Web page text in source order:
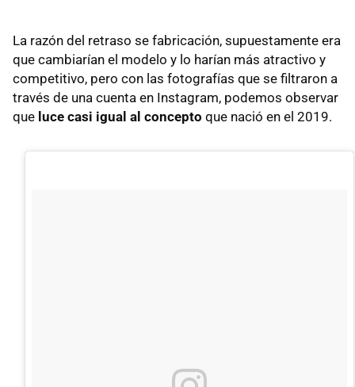
La razón del retraso se fabricación, supuestamente era
que cambiarían el modelo y lo harían más atractivo y
competitivo, pero con las fotografías que se filtraron a
través de una cuenta en Instagram, podemos observar
que luce casi igual al concepto que nació en el 2019.